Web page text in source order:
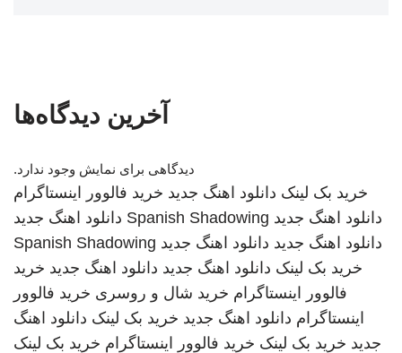
آخرین دیدگاه‌ها
دیدگاهی برای نمایش وجود ندارد.
خرید بک لینک دانلود اهنگ جدید خرید فالوور اینستاگرام
دانلود اهنگ جدید Spanish Shadowing دانلود اهنگ جدید
دانلود اهنگ جدید دانلود اهنگ جدید Spanish Shadowing
خرید بک لینک دانلود اهنگ جدید دانلود اهنگ جدید خرید
فالوور اینستاگرام خرید شال و روسری خرید فالوور
اینستاگرام دانلود اهنگ جدید خرید بک لینک دانلود اهنگ
جدید خرید بک لینک خرید فالوور اینستاگرام خرید بک لینک